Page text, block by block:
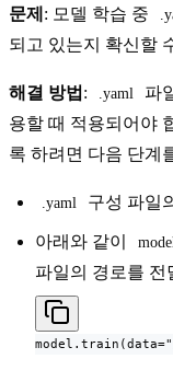
문제 : 모델 학습 중
되고 있는지 확신할
해결 방법 : .yaml 파
용할 때 적용되어야
록 하려면 다음 단계
.yaml 구성 파일
아래와 같이
파일의 경로를 전